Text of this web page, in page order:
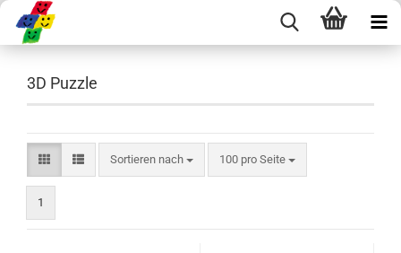
3D Puzzle
Sortieren nach 100 pro Seite
1